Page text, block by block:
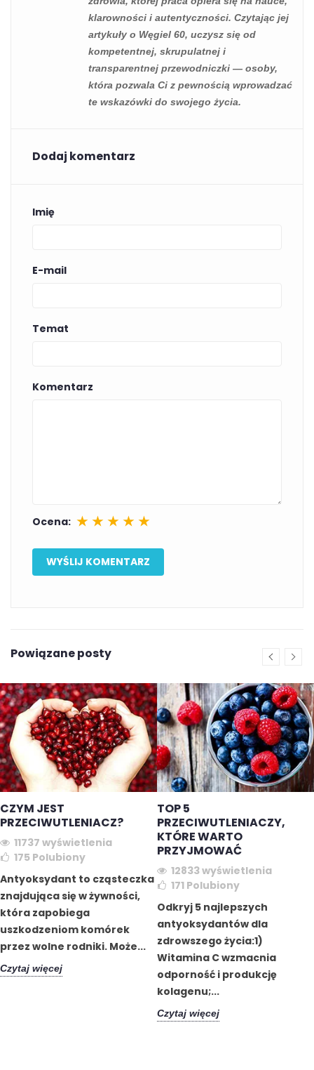
klarowności i autentyczności. Czytając jej
artykuły o Węgiel 60, uczysz się od
kompetentnej, skrupulatnej i
transparentnej przewodniczki — osoby,
która pozwala Ci z pewnością wprowadzać
te wskazówki do swojego życia.
Dodaj komentarz
Imię
E-mail
Temat
Komentarz
Ocena: ★ ★ ★ ★ ★
Powiązane posty
CZYM JEST
PRZECIWUTLENIACZ?
11737 wyświetlenia
175 Polubiony
Antyoksydant to cząsteczka
znajdująca się w żywności,
która zapobiega
uszkodzeniom komórek
przez wolne rodniki. Może...
Czytaj więcej
TOP 5
PRZECIWUTLENIACZY,
KTÓRE WARTO
PRZYJMOWAĆ
12833 wyświetlenia
171 Polubiony
Odkryj 5 najlepszych
antyoksydantów dla
zdrowszego życia:1)
Witamina C wzmacnia
odporność i produkcję
kolagenu;...
Czytaj więcej